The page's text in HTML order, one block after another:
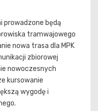
prowadzone będą
tramwajowego
nowa trasa dla MPK
zbiorowej
nowoczesnych
kursowanie
wygodę i